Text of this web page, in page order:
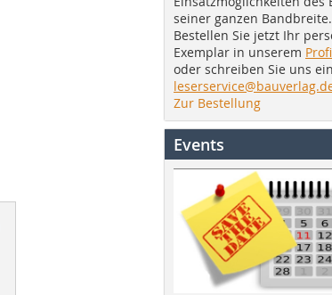
seiner ganzen Bandbreite.
Bestellen Sie jetzt Ihr
Exemplar in unserem
oder schreiben Sie uns
Zur Bestellung
Events